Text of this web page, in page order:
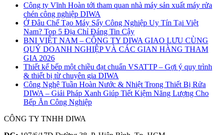
Công ty Vĩnh Hoàn tới tham quan nhà máy sản xuất máy rửa
chén công nghiệp DIWA
Ở Đâu Chế Tạo Máy Sấy Công Nghiệp Uy Tín Tại Việt
Nam? Top 5 Địa Chỉ Đáng Tin Cậy
BNI VIỆT NAM – CÔNG TY DIWA GIAO LƯU CÙNG
QUÝ DOANH NGHIỆP VÀ CÁC GIAN HÀNG THAM
GIA 2026
Thiết kế bếp một chiều đạt chuẩn VSATTP – Gợi ý quy trình
& thiết bị từ chuyên gia DIWA
Công Nghệ Tuần Hoàn Nước & Nhiệt Trong Thiết Bị Rửa
DIWA – Giải Pháp Xanh Giúp Tiết Kiệm Năng Lượng Cho
Bếp Ăn Công Nghiệp
CÔNG TY TNHH DIWA